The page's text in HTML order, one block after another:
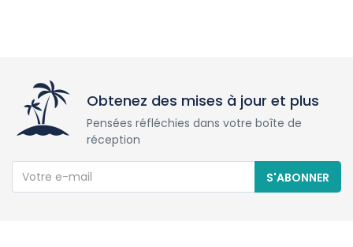
Obtenez des mises à jour et plus
Pensées réfléchies dans votre boîte de
réception
S'ABONNER